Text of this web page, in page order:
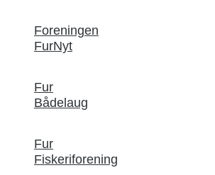
Foreningen
FurNyt
Fur
Bådelaug
Fur
Fiskeriforening